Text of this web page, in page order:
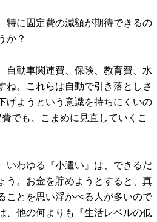
特に固定費の減額が期待できるの
か？
自動車関連費、保険、教育費、水
ね。これらは自動で引き落としさ
げようという意識を持ちにくいの
でも、こまめに見直していくこ
いわゆる『小遣い』は、できるだ
う。お金を貯めようとすると、真
ことを思い浮かべる人が多いので
、他の何よりも『生活レベルの低